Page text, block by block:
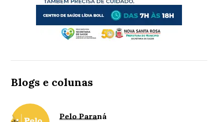
Blogs e colunas
Pelo Paraná